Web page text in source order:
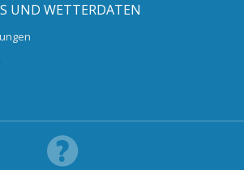
UND WETTERDATEN